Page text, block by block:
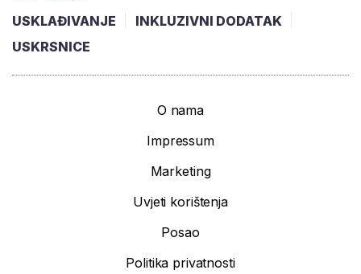
USKLAĐIVANJE
INKLUZIVNI DODATAK
USKRSNICE
O nama
Impressum
Marketing
Uvjeti korištenja
Posao
Politika privatnosti